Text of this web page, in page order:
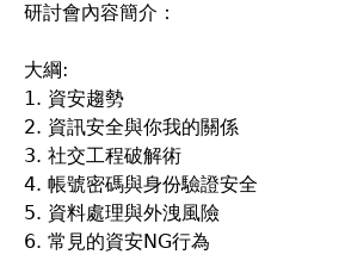
研討會內容簡介：
大綱:
1. 資安趨勢
2. 資訊安全與你我的關係
3. 社交工程破解術
4. 帳號密碼與身份驗證安全
5. 資料處理與外洩風險
6. 常見的資安NG行為